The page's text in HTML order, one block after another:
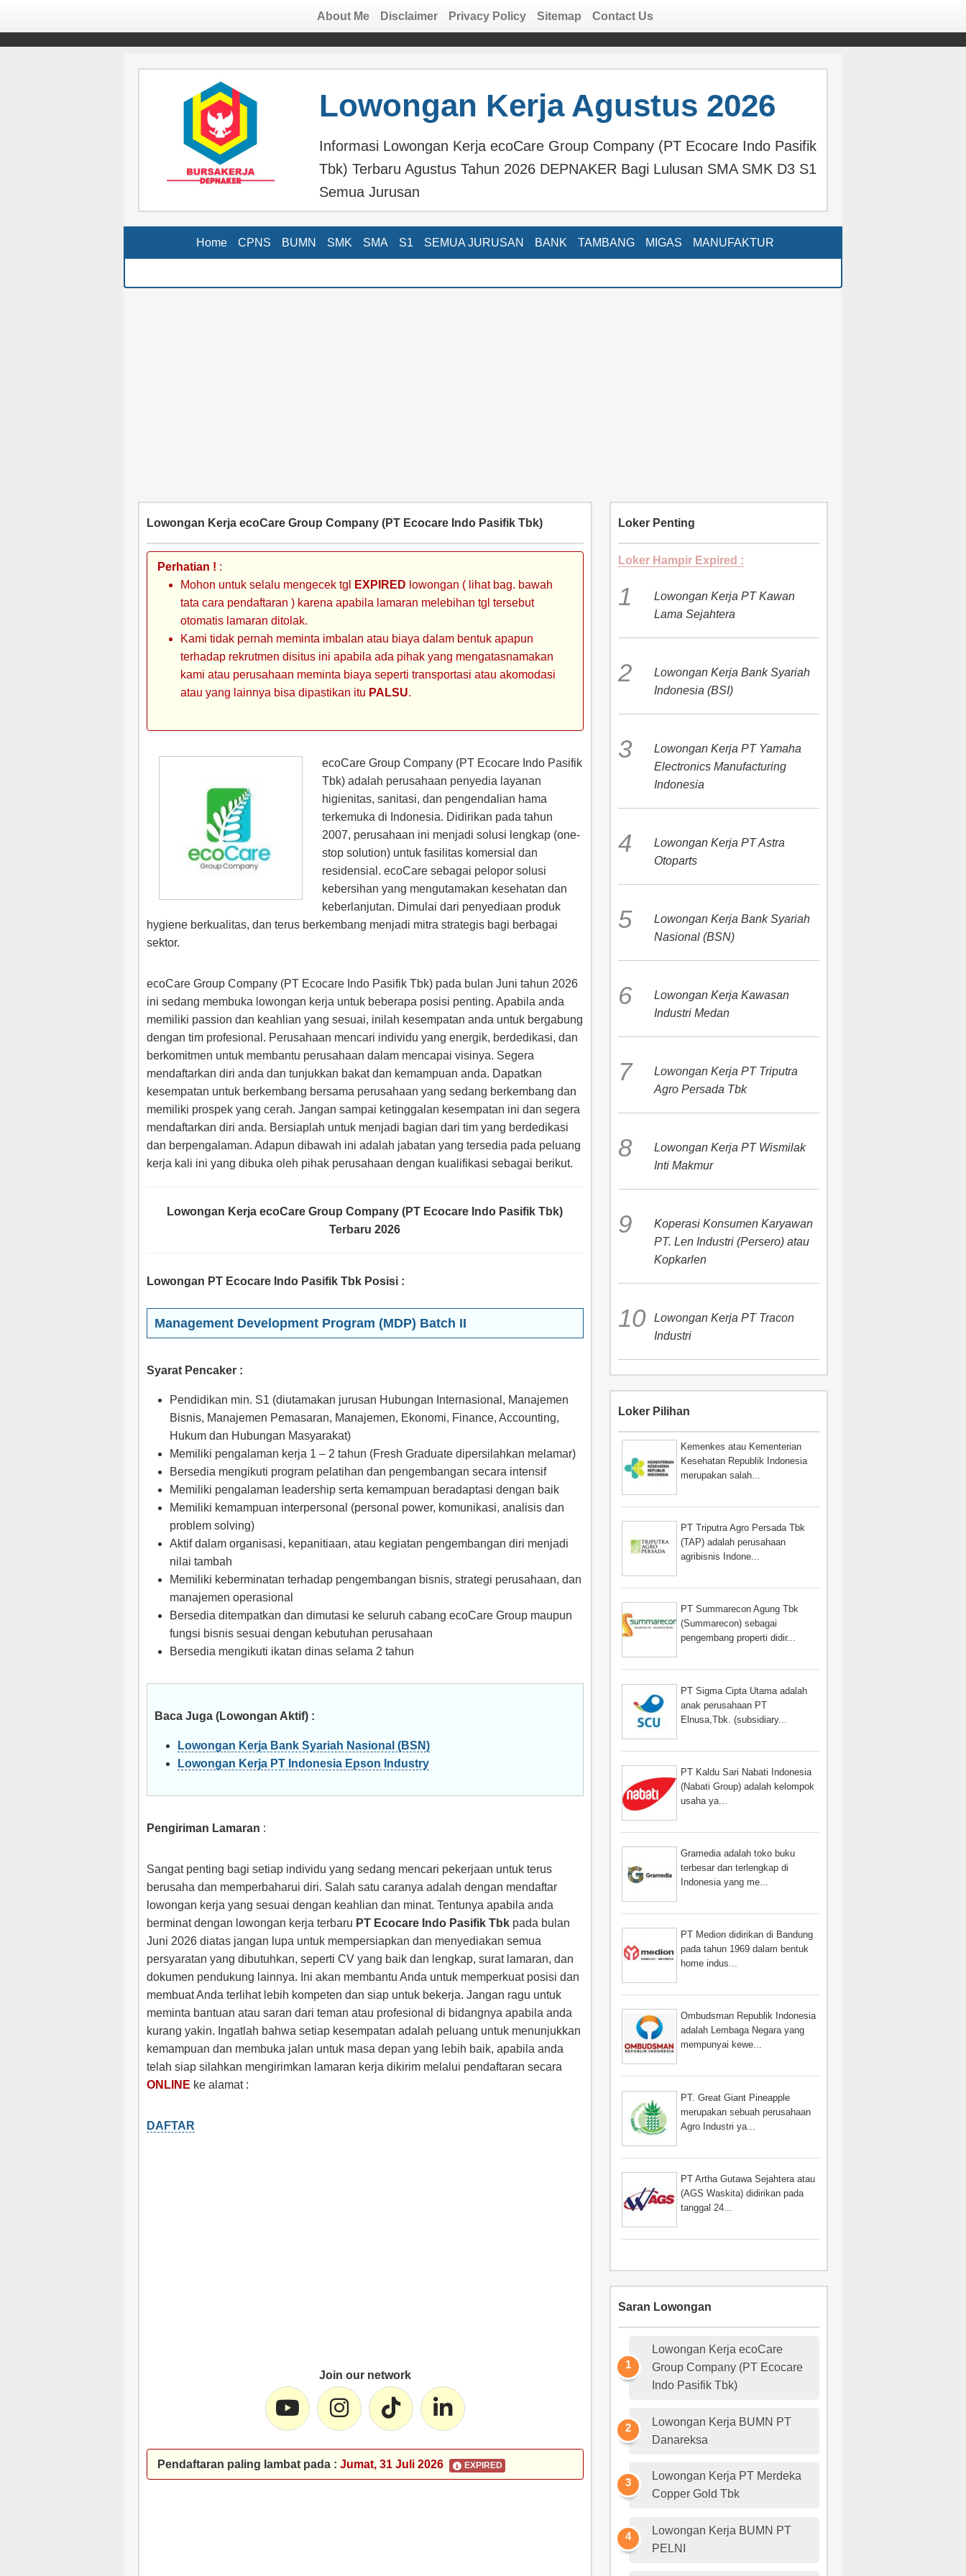
About Me Disclaimer Privacy Policy Sitemap Contact Us
Lowongan Kerja Agustus 2026
Informasi Lowongan Kerja ecoCare Group Company (PT Ecocare Indo Pasifik
Tbk) Terbaru Agustus Tahun 2026 DEPNAKER Bagi Lulusan SMA SMK D3 S1
Semua Jurusan
Home CPNS BUMN SMK SMA S1 SEMUA JURUSAN BANK TAMBANG MIGAS MANUFAKTUR
Lowongan Kerja ecoCare Group Company (PT Ecocare Indo Pasifik Tbk)
Perhatian ! :
Mohon untuk selalu mengecek tgl
EXPIRED lowongan ( lihat bag. bawah
tata cara pendaftaran ) karena apabila lamaran melebihan tgl tersebut
otomatis lamaran ditolak.
Kami tidak pernah meminta imbalan atau biaya dalam bentuk apapun
terhadap rekrutmen disitus ini apabila ada pihak yang mengatasnamakan
kami atau perusahaan meminta biaya seperti transportasi atau akomodasi
atau yang lainnya bisa dipastikan itu PALSU.
ecoCare Group Company (PT Ecocare Indo Pasifik
Tbk) adalah perusahaan penyedia layanan
higienitas, sanitasi, dan pengendalian hama
terkemuka di Indonesia. Didirikan pada tahun
2007, perusahaan ini menjadi solusi lengkap (one-
stop solution) untuk fasilitas komersial dan
residensial. ecoCare sebagai pelopor solusi
kebersihan yang mengutamakan kesehatan dan
keberlanjutan. Dimulai dari penyediaan produk
hygiene berkualitas, dan terus berkembang menjadi mitra strategis bagi berbagai
sektor.
ecoCare Group Company (PT Ecocare Indo Pasifik Tbk) pada bulan Juni tahun 2026
ini sedang membuka lowongan kerja untuk beberapa posisi penting. Apabila anda
memiliki passion dan keahlian yang sesuai, inilah kesempatan anda untuk bergabung
dengan tim profesional. Perusahaan mencari individu yang energik, berdedikasi, dan
berkomitmen untuk membantu perusahaan dalam mencapai visinya. Segera
mendaftarkan diri anda dan tunjukkan bakat dan kemampuan anda. Dapatkan
kesempatan untuk berkembang bersama perusahaan yang sedang berkembang dan
memiliki prospek yang cerah. Jangan sampai ketinggalan kesempatan ini dan segera
mendaftarkan diri anda. Bersiaplah untuk menjadi bagian dari tim yang berdedikasi
dan berpengalaman. Adapun dibawah ini adalah jabatan yang tersedia pada peluang
kerja kali ini yang dibuka oleh pihak perusahaan dengan kualifikasi sebagai berikut.
Lowongan Kerja ecoCare Group Company (PT Ecocare Indo Pasifik Tbk)
Terbaru 2026
Lowongan PT Ecocare Indo Pasifik Tbk Posisi :
Management Development Program (MDP) Batch II
Syarat Pencaker :
Pendidikan min. S1 (diutamakan jurusan Hubungan Internasional, Manajemen
Bisnis, Manajemen Pemasaran, Manajemen, Ekonomi, Finance, Accounting,
Hukum dan Hubungan Masyarakat)
Memiliki pengalaman kerja 1 – 2 tahun (Fresh Graduate dipersilahkan melamar)
Bersedia mengikuti program pelatihan dan pengembangan secara intensif
Memiliki pengalaman leadership serta kemampuan beradaptasi dengan baik
Memiliki kemampuan interpersonal (personal power, komunikasi, analisis dan
problem solving)
Aktif dalam organisasi, kepanitiaan, atau kegiatan pengembangan diri menjadi
nilai tambah
Memiliki keberminatan terhadap pengembangan bisnis, strategi perusahaan, dan
manajemen operasional
Bersedia ditempatkan dan dimutasi ke seluruh cabang ecoCare Group maupun
fungsi bisnis sesuai dengan kebutuhan perusahaan
Bersedia mengikuti ikatan dinas selama 2 tahun
Baca Juga (Lowongan Aktif) :
Lowongan Kerja Bank Syariah Nasional (BSN)
Lowongan Kerja PT Indonesia Epson Industry
Pengiriman Lamaran :
Sangat penting bagi setiap individu yang sedang mencari pekerjaan untuk terus
berusaha dan memperbaharui diri. Salah satu caranya adalah dengan mendaftar
lowongan kerja yang sesuai dengan keahlian dan minat. Tentunya apabila anda
berminat dengan lowongan kerja terbaru PT Ecocare Indo Pasifik Tbk pada bulan
Juni 2026 diatas jangan lupa untuk mempersiapkan dan menyediakan semua
persyaratan yang dibutuhkan, seperti CV yang baik dan lengkap, surat lamaran, dan
dokumen pendukung lainnya. Ini akan membantu Anda untuk memperkuat posisi dan
membuat Anda terlihat lebih kompeten dan siap untuk bekerja. Jangan ragu untuk
meminta bantuan atau saran dari teman atau profesional di bidangnya apabila anda
kurang yakin. Ingatlah bahwa setiap kesempatan adalah peluang untuk menunjukkan
kemampuan dan membuka jalan untuk masa depan yang lebih baik, apabila anda
telah siap silahkan mengirimkan lamaran kerja dikirim melalui pendaftaran secara
ONLINE ke alamat :
DAFTAR
Join our network
Pendaftaran paling lambat pada : Jumat, 31 Juli 2026 EXPIRED
Loker Penting
Loker Hampir Expired :
Lowongan Kerja PT Kawan
Lama Sejahtera
Lowongan Kerja Bank Syariah
Indonesia (BSI)
Lowongan Kerja PT Yamaha
Electronics Manufacturing
Indonesia
Lowongan Kerja PT Astra
Otoparts
Lowongan Kerja Bank Syariah
Nasional (BSN)
Lowongan Kerja Kawasan
Industri Medan
Lowongan Kerja PT Triputra
Agro Persada Tbk
Lowongan Kerja PT Wismilak
Inti Makmur
Koperasi Konsumen Karyawan
PT. Len Industri (Persero) atau
Kopkarlen
Lowongan Kerja PT Tracon
Industri
Loker Pilihan
Kemenkes atau Kementerian
Kesehatan Republik Indonesia
merupakan salah...
PT Triputra Agro Persada Tbk
(TAP) adalah perusahaan
agribisnis Indone...
PT Summarecon Agung Tbk
(Summarecon) sebagai
pengembang properti didir...
PT Sigma Cipta Utama adalah
anak perusahaan PT
Elnusa,Tbk. (subsidiary...
PT Kaldu Sari Nabati Indonesia
(Nabati Group) adalah kelompok
usaha ya...
Gramedia adalah toko buku
terbesar dan terlengkap di
Indonesia yang me...
PT Medion didirikan di Bandung
pada tahun 1969 dalam bentuk
home indus...
Ombudsman Republik Indonesia
adalah Lembaga Negara yang
mempunyai kewe...
PT. Great Giant Pineapple
merupakan sebuah perusahaan
Agro Industri ya...
PT Artha Gutawa Sejahtera atau
(AGS Waskita) didirikan pada
tanggal 24...
Saran Lowongan
Lowongan Kerja ecoCare
Group Company (PT Ecocare
Indo Pasifik Tbk)
Lowongan Kerja BUMN PT
Danareksa
Lowongan Kerja PT Merdeka
Copper Gold Tbk
Lowongan Kerja BUMN PT
PELNI